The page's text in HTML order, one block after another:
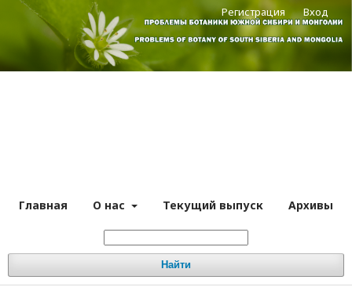
Главная О нас Текущий выпуск Архивы
Найти
Регистрация Вход